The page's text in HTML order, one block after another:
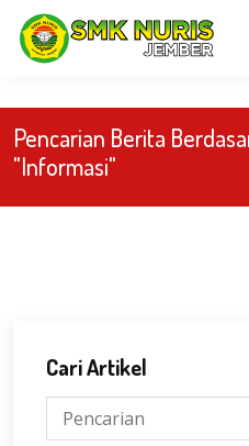
Pencarian Berita
"Informasi"
Cari Artikel